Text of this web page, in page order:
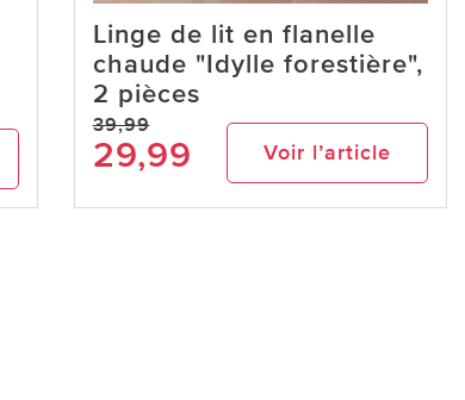
Linge de lit en flanelle
chaude "Idylle forestière",
2 pièces
39,99
29,99 Voir l’article